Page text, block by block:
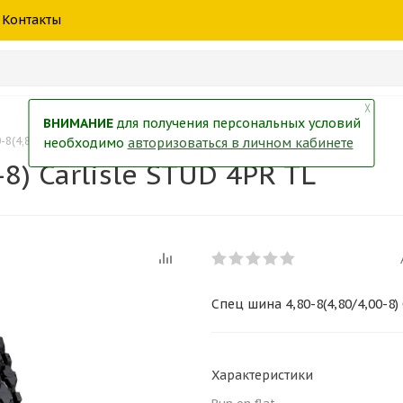
Контакты
4,00-8) Carlisle STUD 4PR TL
Carlisle STUD 4PR TL
Спец шина 4,80-8(4,80/4,00-8)
Характеристики
╳
ВНИМАНИЕдля получения персональных условий
необходимо авторизоваться в личном кабинете